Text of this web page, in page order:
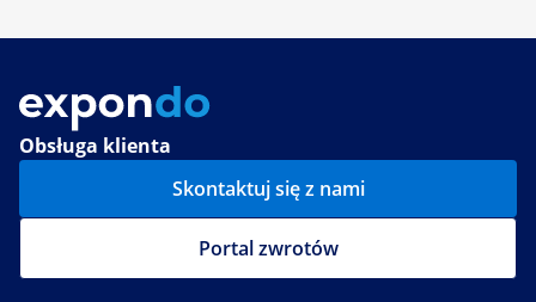
Obsługa klienta
Skontaktuj się z nami
Portal zwrotów